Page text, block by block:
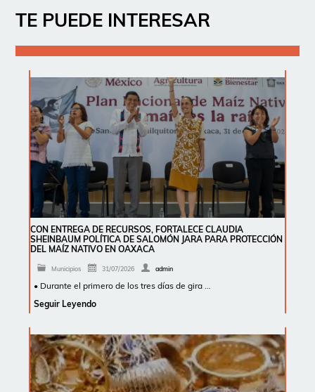
TE PUEDE INTERESAR
CON ENTREGA DE RECURSOS, FORTALECE CLAUDIA
SHEINBAUM POLÍTICA DE SALOMÓN JARA PARA PROTECCIÓN
DEL MAÍZ NATIVO EN OAXACA
Municipios 31/07/2026 admin
• Durante el primero de los tres días de gira …
Seguir Leyendo